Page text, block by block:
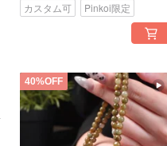
カスタム可 Pinkoi限定
40%OFF